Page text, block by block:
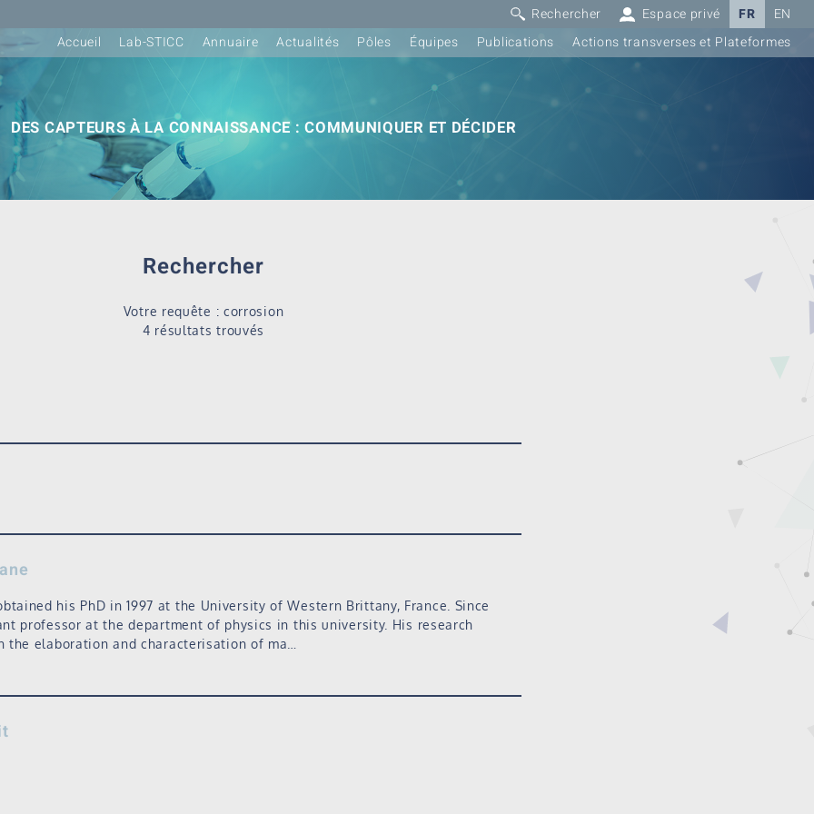
Rechercher Espace privé FR
EN
Accueil
Lab-STICC Annuaire Actualités Pôles Équipes Publications Actions transverses et Plateformes
DES CAPTEURS À LA CONNAISSANCE : COMMUNIQUER ET DÉCIDER
Rechercher
Votre requête : corrosion
4 résultats trouvés
his PhD in 1997 at the University of Western Brittany, France. Since
professor at the department of physics in this university. His research
the elaboration and characterisation of ma…